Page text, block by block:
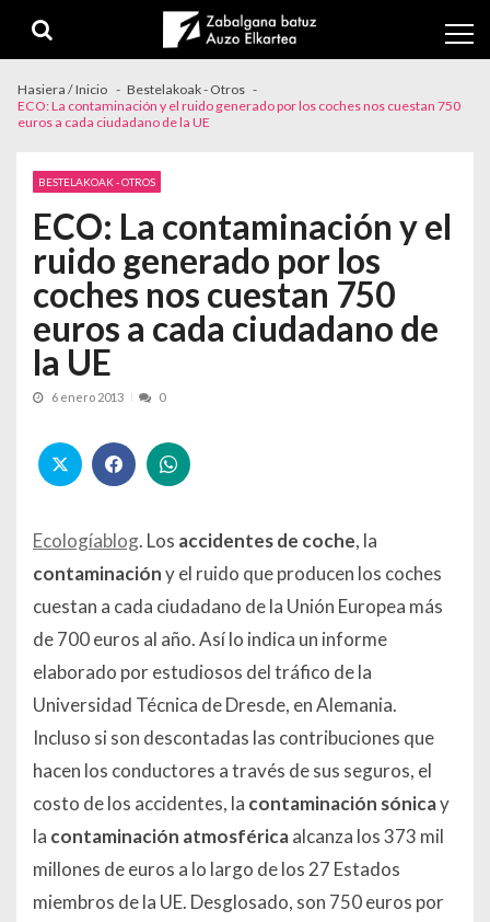
Hasiera / Inicio
Bestelakoak - Otros
ECO: La contaminación y el ruido generado por los coches nos cuestan 750
euros a cada ciudadano de la UE
BESTELAKOAK - OTROS
ECO: La contaminación y el
ruido generado por los
coches nos cuestan 750
euros a cada ciudadano de
la UE
6 enero 2013 0
Ecologíablog. Los accidentes de coche, la
contaminacióny el ruido que producen los coches
cuestan a cada ciudadano de la Unión Europea más
de 700 euros al año. Así lo indica un informe
elaborado por estudiosos del tráfico de la
Universidad Técnica de Dresde, en Alemania.
Incluso si son descontadas las contribuciones que
hacen los conductores a través de sus seguros, el
costo de los accidentes, la contaminación sónicay
la contaminación atmosféricaalcanza los 373 mil
millones de euros a lo largo de los 27 Estados
miembros de la UE. Desglosado, son 750 euros por